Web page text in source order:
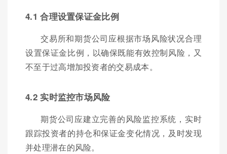
4.1 合理设置保证金比例
交易所和期货公司应根据市场风险状况合理
设置保证金比例，以确保既能有效控制风险，又
不至于过高增加投资者的交易成本。
4.2 实时监控市场风险
期货公司应建立完善的风险监控系统，实时
跟踪投资者的持仓和保证金变化情况，及时发现
并处理潜在的风险。